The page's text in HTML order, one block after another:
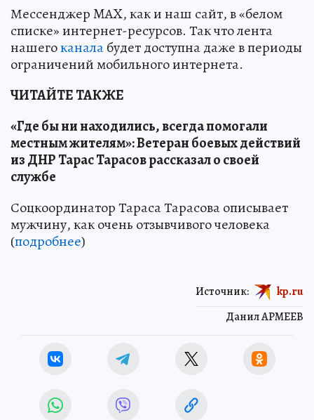
Мессенджер MAX, как и наш сайт, в «белом
списке» интернет-ресурсов. Так что лента
нашегоканалабудет доступна даже в периоды
ограничений мобильного интернета.
ЧИТАЙТЕ ТАКЖЕ
«Где бы ни находились, всегда помогали
местным жителям»: Ветеран боевых действий
из ДНР Тарас Тарасов рассказал о своей
службе
Соцкоординатор Тараса Тарасова описывает
мужчину, как очень отзывчивого человека
(подробнее)
Данил АРМЕЕВ
Источник: kp.ru